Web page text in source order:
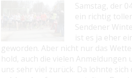
Samstag, der
ein richtig
Sendener
ist es ja eher
geworden. Aber nicht nur das
hold, auch die vielen Anmeldungen
uns sehr viel zurück. Da lohnte